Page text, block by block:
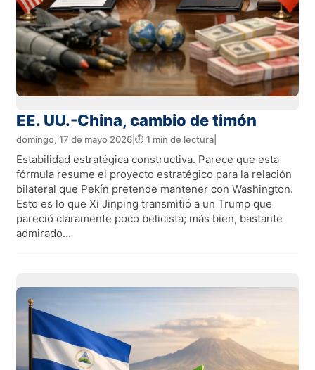
EE. UU.-China, cambio de timón
domingo, 17 de mayo 2026 ⏱️ 1 min de lectura
Estabilidad estratégica constructiva. Parece que esta
fórmula resume el proyecto estratégico para la relación
bilateral que Pekín pretende mantener con Washington.
Esto es lo que Xi Jinping transmitió a un Trump que
pareció claramente poco belicista; más bien, bastante
admirado...